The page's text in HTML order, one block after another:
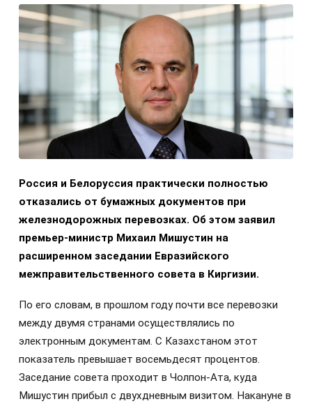
Россия и Белоруссия практически полностью
отказались от бумажных документов при
железнодорожных перевозках. Об этом заявил
премьер-министр Михаил Мишустин на
расширенном заседании Евразийского
межправительственного совета в Киргизии.
По его словам, в прошлом году почти все перевозки
между двумя странами осуществлялись по
электронным документам. С Казахстаном этот
показатель превышает восемьдесят процентов.
Заседание совета проходит в Чолпон-Ата, куда
Мишустин прибыл с двухдневным визитом. Накануне в